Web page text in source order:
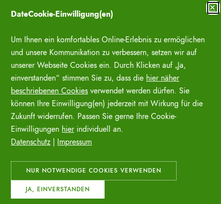
Inhalt
✕
DateCookie-Einwilligung(en)
Um Ihnen ein komfortables Online-Erlebnis zu ermöglichen
und unsere Kommunikation zu verbessern, setzen wir auf
unserer Webseite Cookies ein. Durch Klicken auf „Ja,
einverstanden“ stimmen Sie zu, dass die hier näher
beschriebenen Cookies verwendet werden dürfen. Sie
können Ihre Einwilligung(en) jederzeit mit Wirkung für die
Zukunft widerrufen. Passen Sie gerne Ihre Cookie-
Einwilligungen hierindividuell an.
Datenschutz
Impressum